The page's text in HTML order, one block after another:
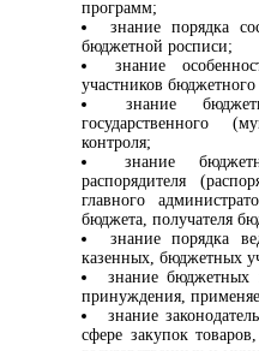
программ;
знание порядка
бюджетной росписи;
знание
участников бюджетного
знание
государственного
контроля;
знание
распорядителя
главного
бюджета, получателя
знание порядка
казенных, бюджетных
знание
принуждения,
знание
сфере закупок